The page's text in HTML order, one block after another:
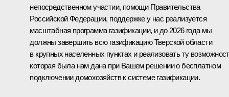
непосредственном участии, помощи Правительства
Российской Федерации, поддержке у нас реализуется
масштабная программа газификации, и до 2026 года мы
должны завершить всю газификацию Тверской области
в крупных населенных пунктах и реализовать ту
которая была нам дана при Вашем решении о бесплатном
подключении домохозяйств к системе газификации.